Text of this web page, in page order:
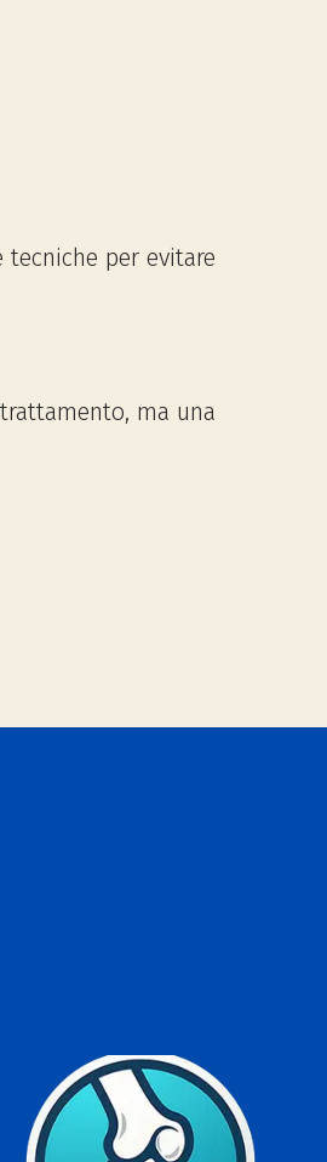
per evitare
ma una